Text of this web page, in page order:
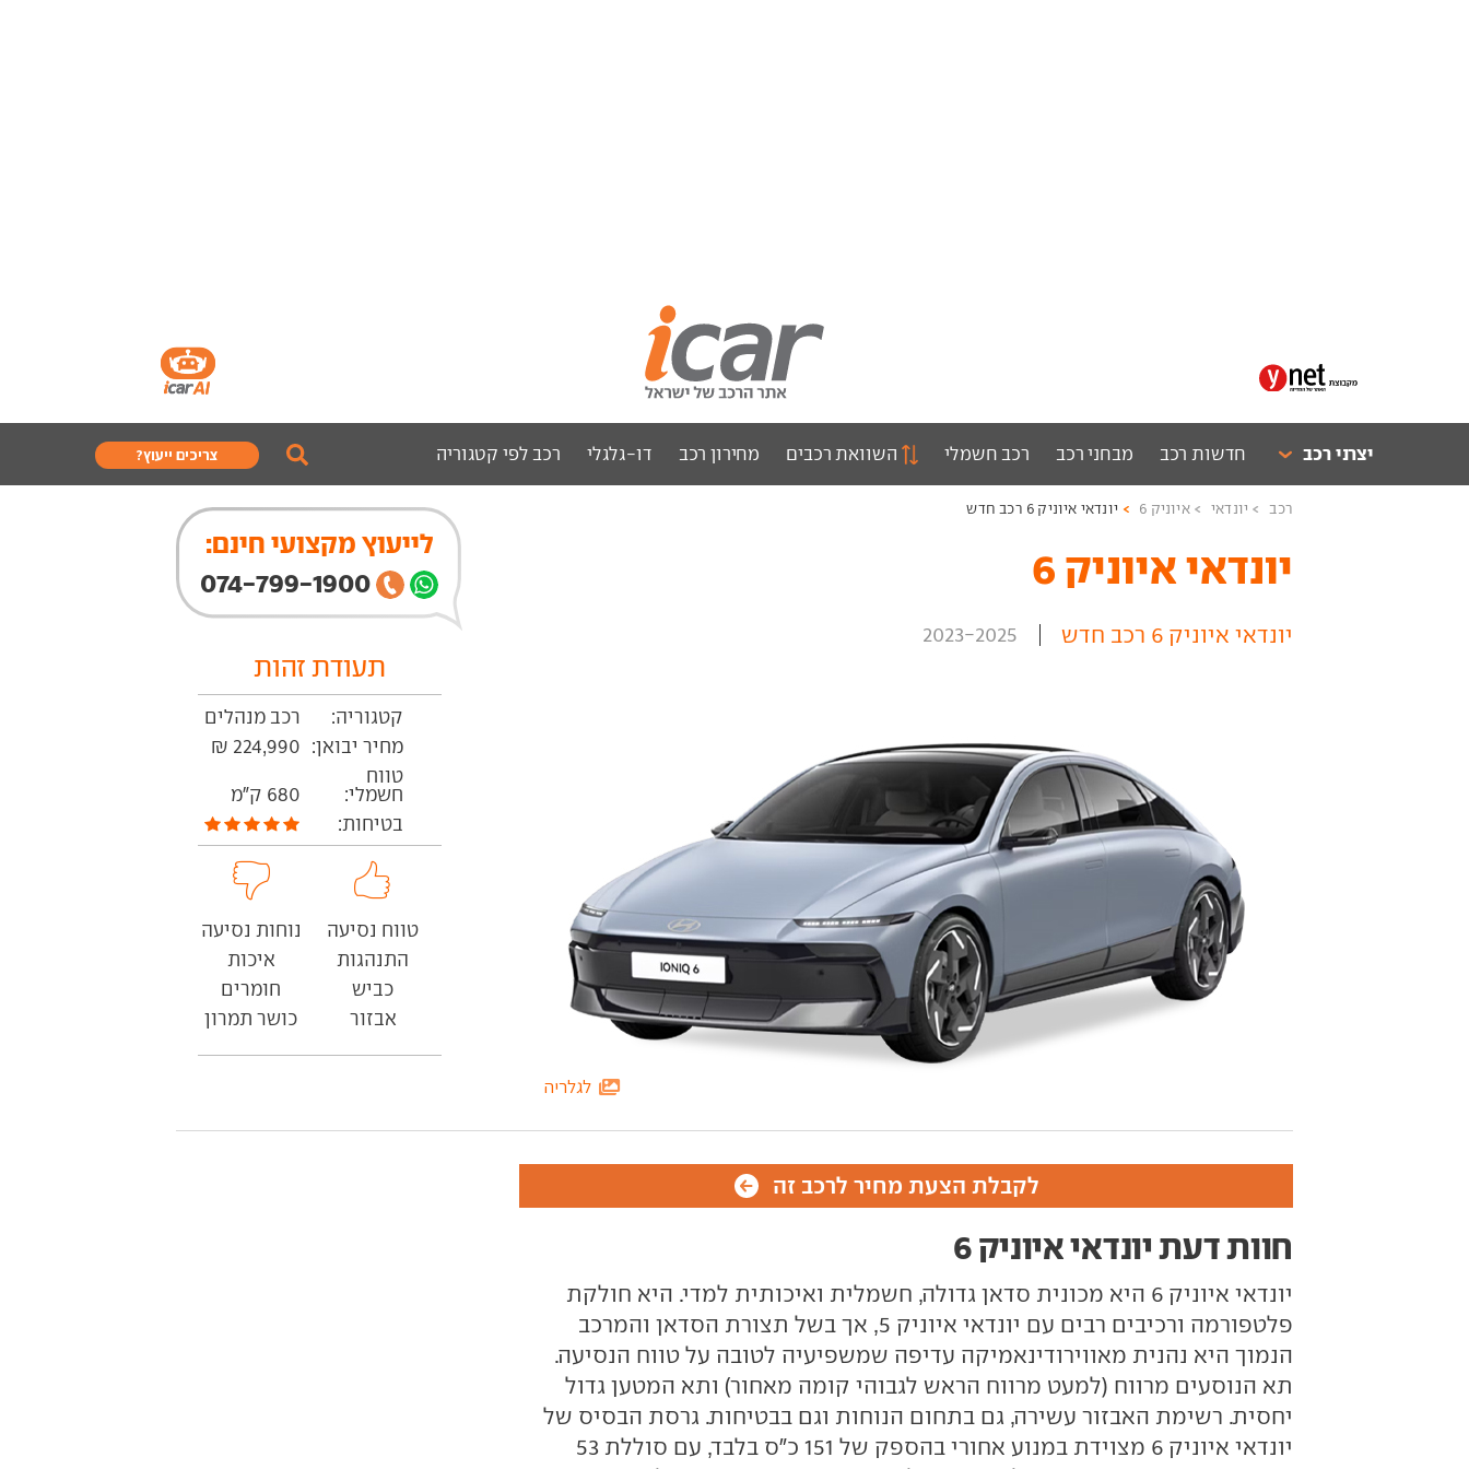
יצרני רכב חדשות רכב מבחני רכב רכב חשמלי השוואת רכבים מחירון רכב דו-גלגלי רכב לפי קטגוריה צריכים ייעוץ?
רכב יונדאי איוניק 6 יונדאי איוניק 6 רכב חדש
לייעוץ מקצועי חינם:
יונדאי איוניק 6 ‏
יונדאי איוניק 6 רכב חדש 2023-2025
לגלריה
תעודת זהות
קטגוריה:
רכב מנהלים
מחיר יבואן:
טווח
חשמלי:
בטיחות:
טווח נסיעה
התנהגות
כביש
אבזור
נוחות נסיעה
איכות
חומרים
כושר תמרון
לקבלת הצעת מחיר לרכב זה
חוות דעת יונדאי איוניק 6
יונדאי איוניק 6 היא מכונית סדאן גדולה, חשמלית ואיכותית למדי. היא חולקת
פלטפורמה ורכיבים רבים עם יונדאי איוניק 5, אך בשל תצורת הסדאן והמרכב
הנמוך היא נהנית מאווירודינאמיקה עדיפה שמשפיעיה לטובה על טווח הנסיעה.
תא הנוסעים מרווח (למעט מרווח הראש לגבוהי קומה מאחור) ותא המטען גדול
יחסית. רשימת האבזור עשירה, גם בתחום הנוחות וגם בבטיחות. גרסת הבסיס של
יונדאי איוניק 6 מצוידת במנוע אחורי בהספק של 151 כ"ס בלבד, עם סוללת 53